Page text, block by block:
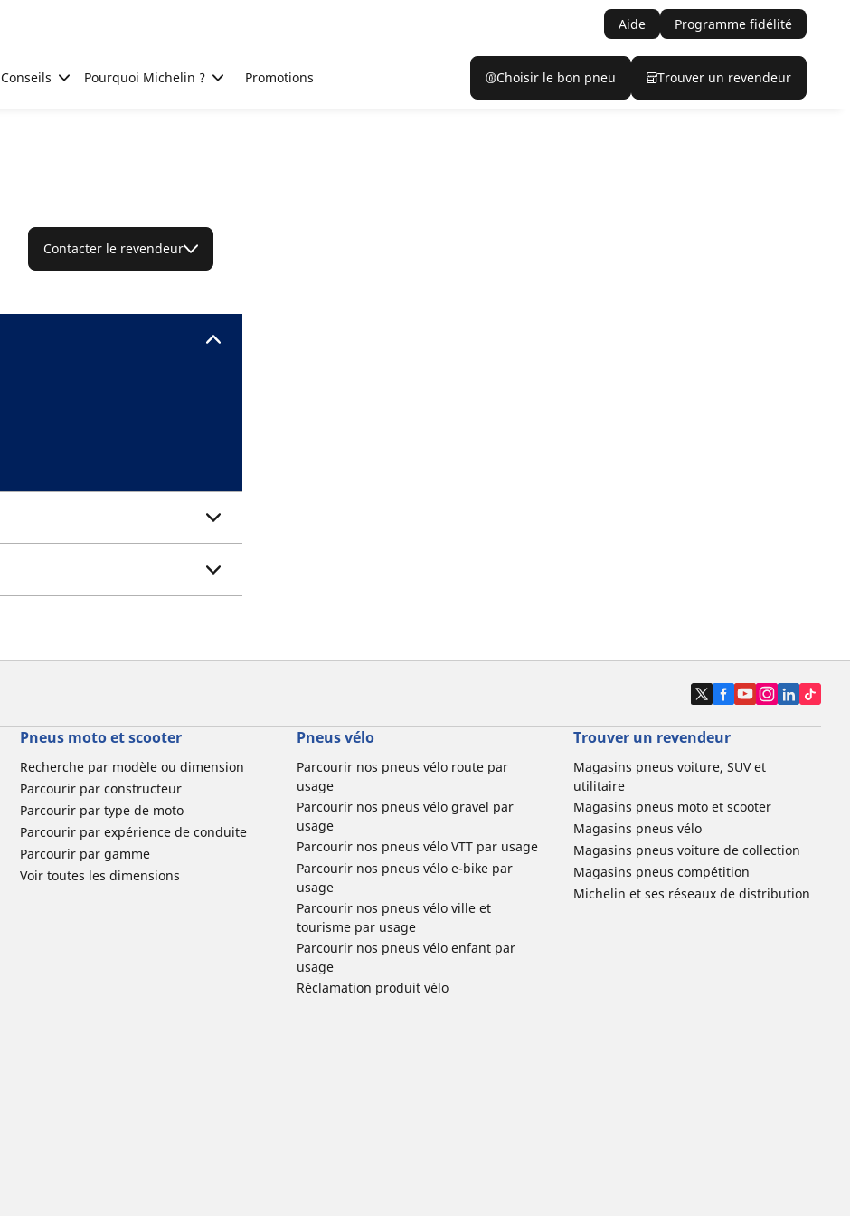
Aide Programme fidélité
Conseils Pourquoi Michelin ? Promotions Choisir le bon pneu Trouver un revendeur
Contacter le revendeur
Pneus moto et scooter
Recherche par modèle ou dimension
Parcourir par constructeur
Parcourir par type de moto
Parcourir par expérience de conduite
Parcourir par gamme
Voir toutes les dimensions
Pneus vélo
Parcourir nos pneus vélo route par
usage
Parcourir nos pneus vélo gravel par
usage
Parcourir nos pneus vélo VTT par usage
Parcourir nos pneus vélo e-bike par
usage
Parcourir nos pneus vélo ville et
tourisme par usage
Parcourir nos pneus vélo enfant par
usage
Réclamation produit vélo
Trouver un revendeur
Magasins pneus voiture, SUV et
utilitaire
Magasins pneus moto et scooter
Magasins pneus vélo
Magasins pneus voiture de collection
Magasins pneus compétition
Michelin et ses réseaux de distribution